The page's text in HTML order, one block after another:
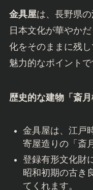
金具屋は、長野県の
日本文化が華やか
化をそのままに残
魅力的なポイントで
歴史的な建物「斎月
金具屋は、江戸
寄屋造りの「斎
登録有形文化財
昭和初期の古き
てくれます。